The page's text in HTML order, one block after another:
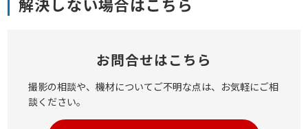
お問合せはこちら
撮影の相談や、機材についてご不明な点は、お気軽にご相
談ください。